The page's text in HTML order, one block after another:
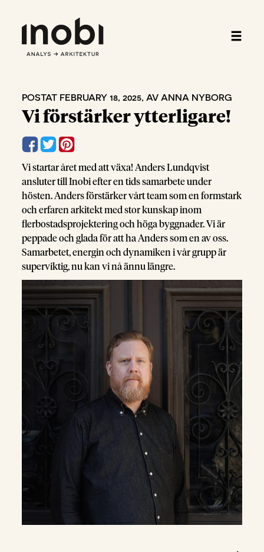
POSTAT FEBRUARY 18, 2025, AV ANNA NYBORG
Vi förstärker ytterligare!
Vi startar året med att växa! Anders Lundqvist
ansluter till Inobi efter en tids samarbete under
hösten. Anders förstärker vårt team som en formstark
och erfaren arkitekt med stor kunskap inom
flerbostadsprojektering och höga byggnader. Vi är
peppade och glada för att ha Anders som en av oss.
Samarbetet, energin och dynamiken i vår grupp är
superviktig, nu kan vi nå ännu längre.